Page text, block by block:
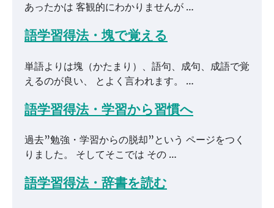
あったかは 客観的にわかりませんが …
語学習得法・塊で覚える
単語よりは塊（かたまり）、語句、成句、成語で覚
えるのが良い、 とよく言われます。 …
語学習得法・学習から習慣へ
過去”勉強・学習からの脱却”という ページをつく
りました。 そしてそこでは その …
語学習得法・辞書を読む